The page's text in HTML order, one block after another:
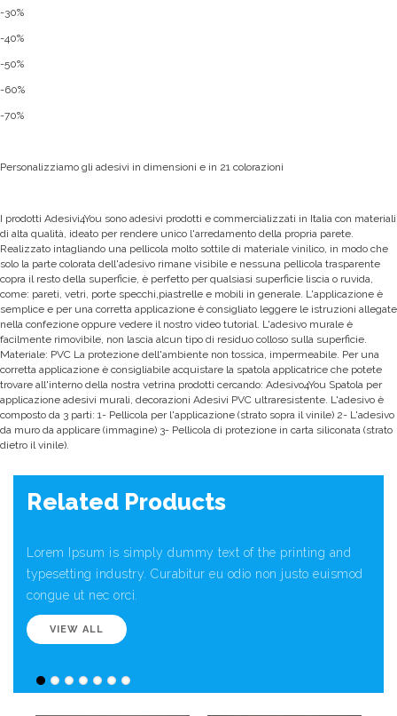
-30%
-40%
-50%
-60%
-70%
Personalizziamo gli adesivi in dimensioni e in 21 colorazioni
I prodotti Adesivi4You sono adesivi prodotti e commercializzati in Italia con materiali
di alta qualità, ideato per rendere unico l'arredamento della propria parete.
Realizzato intagliando una pellicola molto sottile di materiale vinilico, in modo che
solo la parte colorata dell'adesivo rimane visibile e nessuna pellicola trasparente
copra il resto della superficie, è perfetto per qualsiasi superficie liscia o ruvida,
come: pareti, vetri, porte specchi,piastrelle e mobili in generale. L'applicazione è
semplice e per una corretta applicazione è consigliato leggere le istruzioni allegate
nella confezione oppure vedere il nostro video tutorial. L'adesivo murale è
facilmente rimovibile, non lascia alcun tipo di residuo colloso sulla superficie.
Materiale: PVC La protezione dell'ambiente non tossica, impermeabile. Per una
corretta applicazione è consigliabile acquistare la spatola applicatrice che potete
trovare all'interno della nostra vetrina prodotti cercando: Adesivo4You Spatola per
applicazione adesivi murali, decorazioni Adesivi PVC ultraresistente. L'adesivo è
composto da 3 parti: 1- Pellicola per l'applicazione (strato sopra il vinile) 2- L'adesivo
da muro da applicare (immagine) 3- Pellicola di protezione in carta siliconata (strato
dietro il vinile).
Related Products
Lorem Ipsum is simply dummy text of the printing and
typesetting industry. Curabitur eu odio non justo euismod
congue ut nec orci.
VIEW ALL